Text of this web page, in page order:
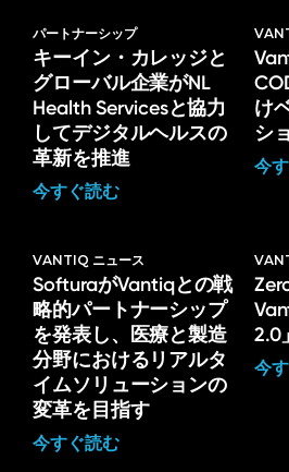
パートナーシップ
キーイン・カレッジと
グローバル企業がNL
Health Servicesと協力
してデジタルヘルスの
革新を推進
今すぐ読む
け
シ
今
VANTIQ ニュース
SofturaがVantiqとの戦
略的パートナーシップ
を発表し、医療と製造
分野におけるリアルタ
イムソリューションの
変革を目指す
今すぐ読む
2.0
今